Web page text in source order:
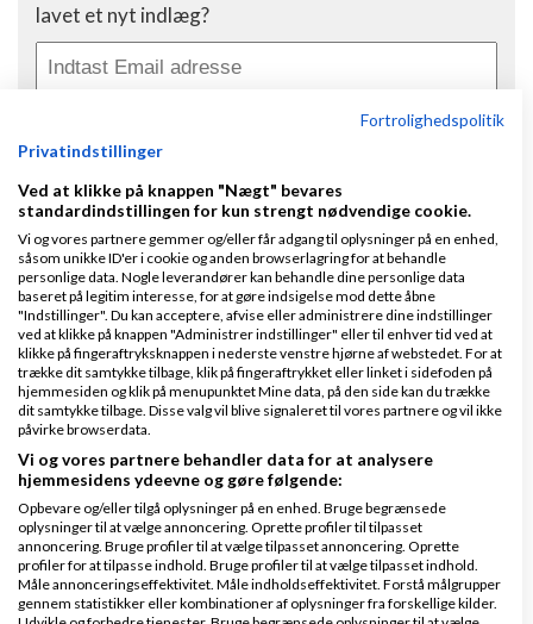
lavet et nyt indlæg?
Seneste kommentarer
Indlæs flere kommentarer
Arkiv
december 2017 (3)
Genveje
Forside
Vis alle Amino'er
Fortrolighedspolitik
Privatindstillinger
Ved at klikke på knappen "Nægt" bevares
standardindstillingen for kun strengt nødvendige cookie.
Vi og vores partnere gemmer og/eller får adgang til oplysninger på en enhed,
såsom unikke ID'er i cookie og anden browserlagring for at behandle
personlige data. Nogle leverandører kan behandle dine personlige data
baseret på legitim interesse, for at gøre indsigelse mod dette åbne
"Indstillinger". Du kan acceptere, afvise eller administrere dine indstillinger
ved at klikke på knappen "Administrer indstillinger" eller til enhver tid ved at
klikke på fingeraftryksknappen i nederste venstre hjørne af webstedet. For at
trække dit samtykke tilbage, klik på fingeraftrykket eller linket i sidefoden på
hjemmesiden og klik på menupunktet Mine data, på den side kan du trække
dit samtykke tilbage. Disse valg vil blive signaleret til vores partnere og vil ikke
påvirke browserdata.
Vi og vores partnere behandler data for at analysere
hjemmesidens ydeevne og gøre følgende:
Opbevare og/eller tilgå oplysninger på en enhed. Bruge begrænsede
oplysninger til at vælge annoncering. Oprette profiler til tilpasset
annoncering. Bruge profiler til at vælge tilpasset annoncering. Oprette
profiler for at tilpasse indhold. Bruge profiler til at vælge tilpasset indhold.
Måle annonceringseffektivitet. Måle indholdseffektivitet. Forstå målgrupper
gennem statistikker eller kombinationer af oplysninger fra forskellige kilder.